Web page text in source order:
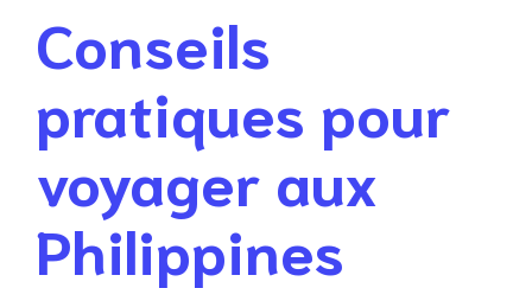
Conseils
pratiques pour
voyager aux
Philippines